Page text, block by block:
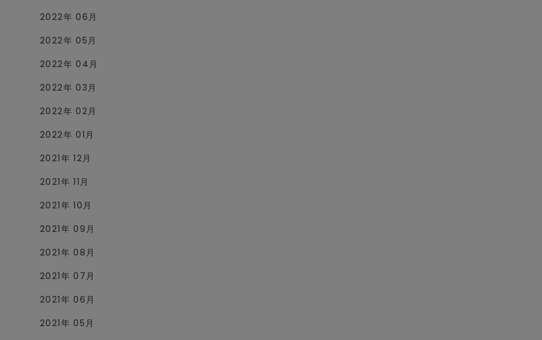
2022年 06月
2022年 05月
2022年 04月
2022年 03月
2022年 02月
2022年 01月
2021年 12月
2021年 11月
2021年 10月
2021年 09月
2021年 08月
2021年 07月
2021年 06月
2021年 05月